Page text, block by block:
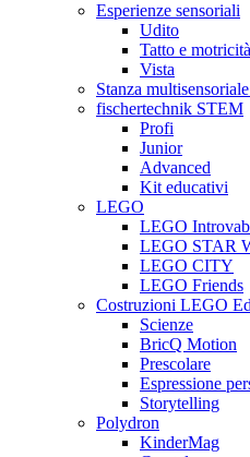
Esperienze sensoriali
Udito
Tatto e
Vista
Stanza
fischertechnik STEM
Profi
Junior
Advanced
Kit educativi
LEGO
LEGO
LEGO STAR
LEGO CITY
LEGO Friends
Costruzioni LEGO
Scienze
BricQ Motion
Prescolare
Espressione
Storytelling
Polydron
KinderMag